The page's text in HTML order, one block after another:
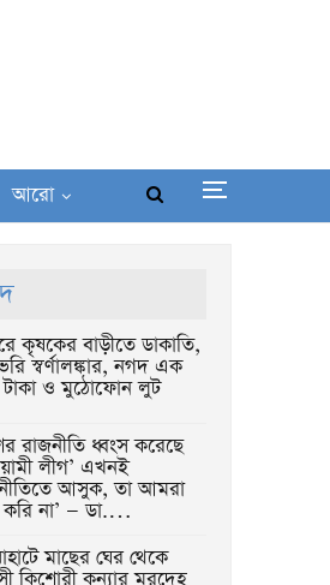
আরো
কৃষকের বাড়ীতে ডাকাতি,
স্বর্ণালঙ্কার, নগদ এক
ও মুঠোফোন লুট
রাজনীতি ধ্বংস করেছে
লীগ’ এখনই
আসুক, তা আমরা
না’ — ডা.…
মাছের ঘের থেকে